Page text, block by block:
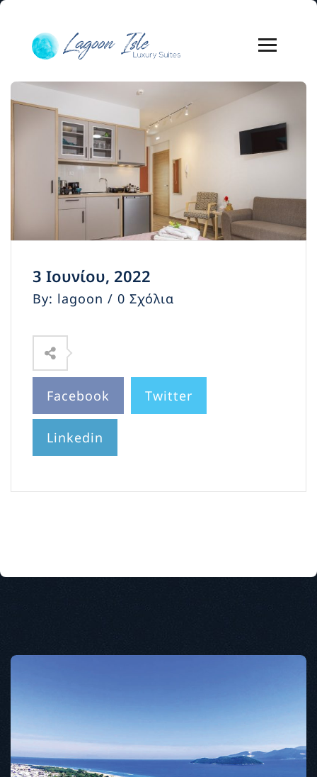
3 Ιουνίου, 2022
By: lagoon / 0 Σχόλια
Facebook Twitter
Linkedin